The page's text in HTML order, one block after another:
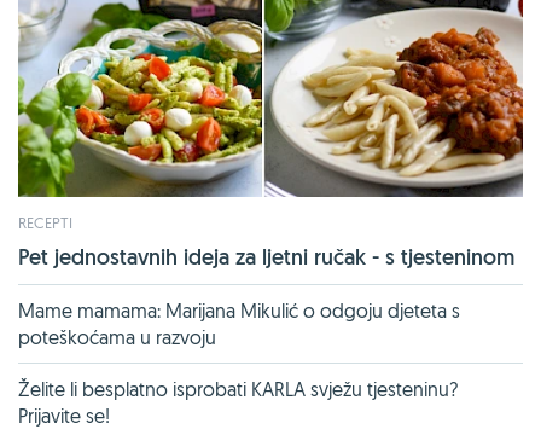
RECEPTI
Pet jednostavnih ideja za ljetni ručak - s tjesteninom
Mame mamama: Marijana Mikulić o odgoju djeteta s
poteškoćama u razvoju
Želite li besplatno isprobati KARLA svježu tjesteninu?
Prijavite se!